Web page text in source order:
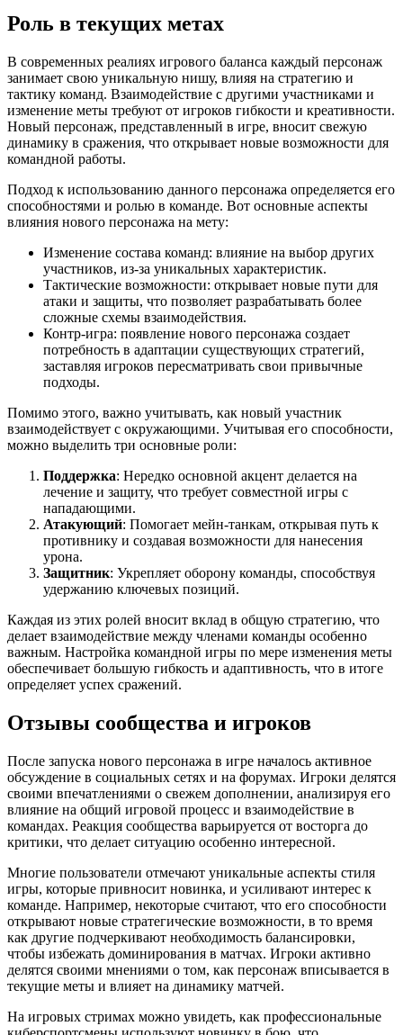
Роль в текущих метах
В современных реалиях игрового баланса каждый персонаж
занимает свою уникальную нишу, влияя на стратегию и
тактику команд. Взаимодействие с другими участниками и
изменение меты требуют от игроков гибкости и креативности.
Новый персонаж, представленный в игре, вносит свежую
динамику в сражения, что открывает новые возможности для
командной работы.
Подход к использованию данного персонажа определяется его
способностями и ролью в команде. Вот основные аспекты
влияния нового персонажа на мету:
Изменение состава команд: влияние на выбор других
участников, из-за уникальных характеристик.
Тактические возможности: открывает новые пути для
атаки и защиты, что позволяет разрабатывать более
сложные схемы взаимодействия.
Контр-игра: появление нового персонажа создает
потребность в адаптации существующих стратегий,
заставляя игроков пересматривать свои привычные
подходы.
Помимо этого, важно учитывать, как новый участник
взаимодействует с окружающими. Учитывая его способности,
можно выделить три основные роли:
Поддержка: Нередко основной акцент делается на
лечение и защиту, что требует совместной игры с
нападающими.
Атакующий: Помогает мейн-танкам, открывая путь к
противнику и создавая возможности для нанесения
урона.
Защитник: Укрепляет оборону команды, способствуя
удержанию ключевых позиций.
Каждая из этих ролей вносит вклад в общую стратегию, что
делает взаимодействие между членами команды особенно
важным. Настройка командной игры по мере изменения меты
обеспечивает большую гибкость и адаптивность, что в итоге
определяет успех сражений.
Отзывы сообщества и игроков
После запуска нового персонажа в игре началось активное
обсуждение в социальных сетях и на форумах. Игроки делятся
своими впечатлениями о свежем дополнении, анализируя его
влияние на общий игровой процесс и взаимодействие в
командах. Реакция сообщества варьируется от восторга до
критики, что делает ситуацию особенно интересной.
Многие пользователи отмечают уникальные аспекты стиля
игры, которые привносит новинка, и усиливают интерес к
команде. Например, некоторые считают, что его способности
открывают новые стратегические возможности, в то время
как другие подчеркивают необходимость балансировки,
чтобы избежать доминирования в матчах. Игроки активно
делятся своими мнениями о том, как персонаж вписывается в
текущие меты и влияет на динамику матчей.
На игровых стримах можно увидеть, как профессиональные